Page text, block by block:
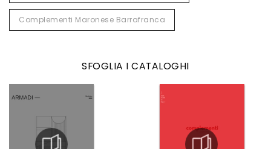
Complementi Maronese Barrafranca
SFOGLIA I CATALOGHI